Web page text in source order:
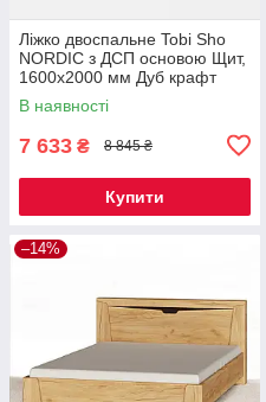
Ліжко двоспальне Tobi Sho
NORDIC з ДСП основою Щит,
1600х2000 мм Дуб крафт
золотий/білий
В наявності
7 633 ₴ 8 845 ₴
Купити
–14%